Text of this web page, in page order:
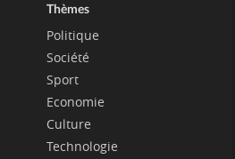
Thèmes
Politique
Société
Sport
Economie
Culture
Technologie